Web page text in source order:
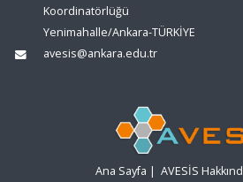
Koordinatörlüğü
Yenimahalle/Ankara-TÜRKİYE
avesis@ankara.edu.tr
Ana Sayfa | AVESİS